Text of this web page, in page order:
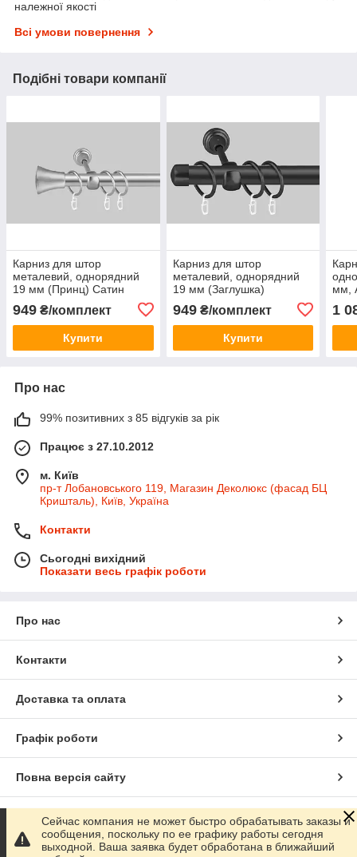
належної якості
Всі умови повернення
Подібні товари компанії
Карниз для штор
металевий, однорядний
19 мм (Принц) Сатин
949 ₴/комплект
Купити
Карниз для штор
металевий, однорядний
19 мм (Заглушка)
949₴/комплект
Купити
мм,
1
Про нас
99% позитивних з 85 відгуків за рік
Працює з 27.10.2012
м. Київ
пр-т Лобановського 119, Магазин Деколюкс (фасад БЦ
Кришталь), Київ, Україна
Контакти
Сьогодні вихідний
Показати весь графік роботи
Про нас
Контакти
Доставка та оплата
Графік роботи
Повна версія сайту
Сайт створено на маркетплейсі Prom.ua
Сейчас компания не может быстро обрабатывать заказы и
сообщения, поскольку по ее графику работы сегодня
выходной. Ваша заявка будет обработана в ближайший